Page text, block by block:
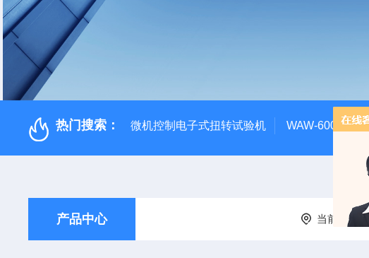
热门搜索： 微机控制电子式扭转试验机 WAW-600D60
产品中心 当前位置：